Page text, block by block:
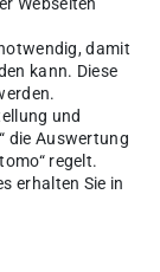
damit
kann. Diese
und
die Auswertung
regelt.
erhalten Sie in